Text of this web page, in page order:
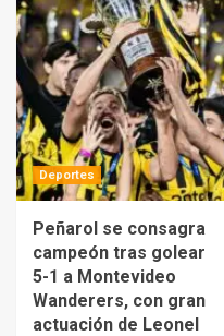
Deportes
Peñarol se consagra
campeón tras golear
5-1 a Montevideo
Wanderers, con gran
actuación de Leonel